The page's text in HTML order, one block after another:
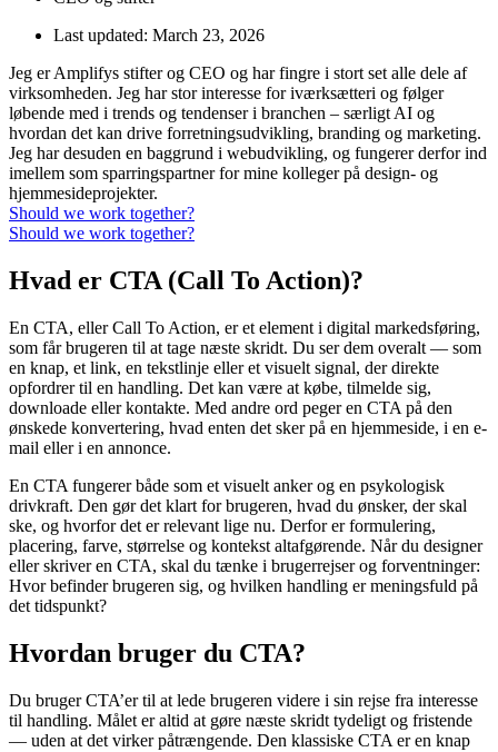
Last updated: March 23, 2026
Jeg er Amplifys stifter og CEO og har fingre i stort set alle dele af
virksomheden. Jeg har stor interesse for iværksætteri og følger
løbende med i trends og tendenser i branchen – særligt AI og
hvordan det kan drive forretningsudvikling, branding og marketing.
Jeg har desuden en baggrund i webudvikling, og fungerer derfor ind
imellem som sparringspartner for mine kolleger på design- og
hjemmesideprojekter.
Should we work together?
Should we work together?
Hvad er CTA (Call To Action)?
En CTA, eller Call To Action, er et element i digital markedsføring,
som får brugeren til at tage næste skridt. Du ser dem overalt — som
en knap, et link, en tekstlinje eller et visuelt signal, der direkte
opfordrer til en handling. Det kan være at købe, tilmelde sig,
downloade eller kontakte. Med andre ord peger en CTA på den
ønskede konvertering, hvad enten det sker på en hjemmeside, i en e-
mail eller i en annonce.
En CTA fungerer både som et visuelt anker og en psykologisk
drivkraft. Den gør det klart for brugeren, hvad du ønsker, der skal
ske, og hvorfor det er relevant lige nu. Derfor er formulering,
placering, farve, størrelse og kontekst altafgørende. Når du designer
eller skriver en CTA, skal du tænke i brugerrejser og forventninger:
Hvor befinder brugeren sig, og hvilken handling er meningsfuld på
det tidspunkt?
Hvordan bruger du CTA?
Du bruger CTA’er til at lede brugeren videre i sin rejse fra interesse
til handling. Målet er altid at gøre næste skridt tydeligt og fristende
— uden at det virker påtrængende. Den klassiske CTA er en knap